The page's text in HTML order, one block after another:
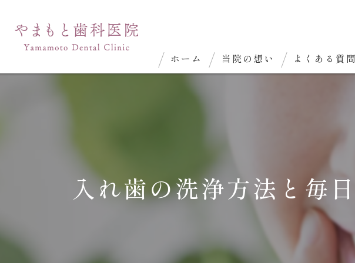
ホーム 当院の想い よくある質問
入れ歯の洗浄方法と毎